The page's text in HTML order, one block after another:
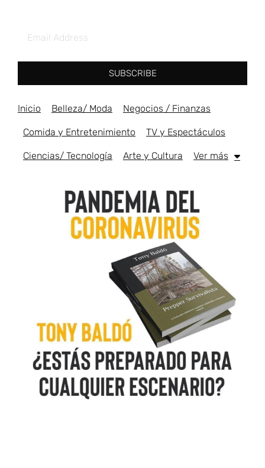
SUBSCRIBE
Inicio Belleza/ Moda Negocios / Finanzas
Comida y Entretenimiento TV y Espectáculos
Ciencias/ Tecnología Arte y Cultura Ver más